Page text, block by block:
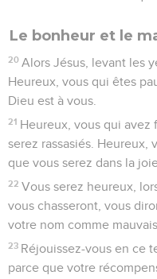
Le bonheur et le
20 Alors Jésus, levant les
Heureux, vous qui êtes
Dieu est à vous.
21 Heureux, vous qui avez
serez rassasiés. Heureux,
que vous serez dans la
22 Vous serez heureux,
vous chasseront, vous
votre nom comme
23 Réjouissez-vous en ce
parce que votre